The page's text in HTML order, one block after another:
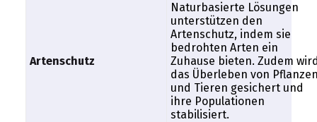
Artenschutz
Naturbasierte Lösungen
unterstützen den
Artenschutz, indem sie
bedrohten Arten ein
Zuhause bieten. Zudem
das Überleben von
und Tieren gesichert und
ihre Populationen
stabilisiert.